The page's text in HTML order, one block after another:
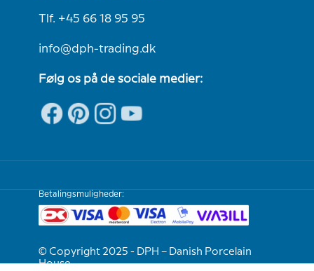
Tlf. +45 66 18 95 95
info@dph-trading.dk
Følg os på de sociale medier:
Betalingsmuligheder:
© Copyright 2025 - DPH – Danish Porcelain
House